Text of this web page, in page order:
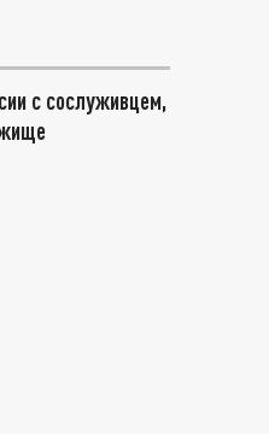
с сослуживцем,